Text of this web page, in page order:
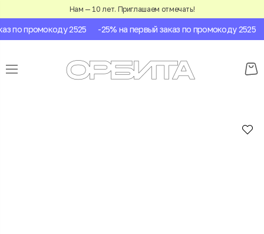
Нам — 10 лет. Приглашаем отмечать!
по промокоду 2525 -25% на первый заказ по промокоду 2525